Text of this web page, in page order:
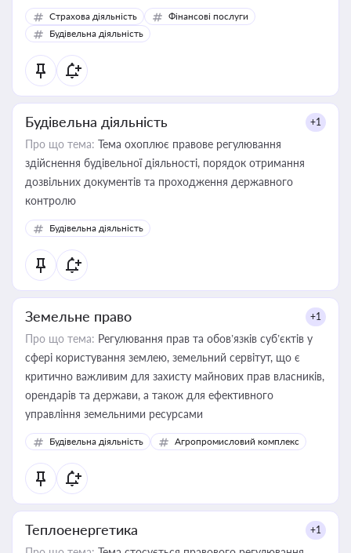
корисне для власника бізнесу, керівника, юриста або
бухгалтера під час оподаткування, приватизації, оренди
державного майна, корпоративних угод і перевірки
статусу суб'єктів оціночної діяльності
Страхова діяльність
Фінансові послуги
Будівельна діяльність
Будівельна діяльність +1
Про що тема: Тема охоплює правове регулювання
здійснення будівельної діяльності, порядок отримання
дозвільних документів та проходження державного
контролю
Будівельна діяльність
Земельне право +1
Про що тема: Регулювання прав та обов’язків суб’єктів у
сфері користування землею, земельний сервітут, що є
критично важливим для захисту майнових прав власників,
орендарів та держави, а також для ефективного
управління земельними ресурсами
Будівельна діяльність Агропромисловий комплекс
Теплоенергетика +1